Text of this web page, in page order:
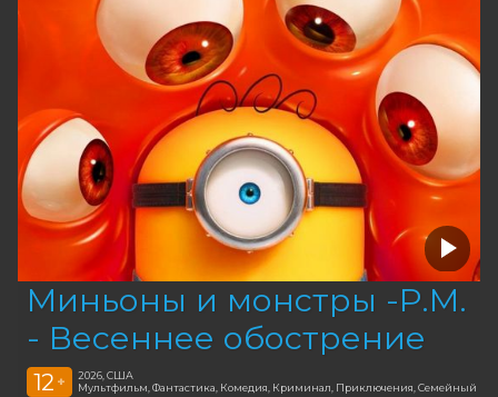
Миньоны и монстры -Р.М.
- Весеннее обострение
12 +
2026, США
Мультфильм, Фантастика, Комедия, Криминал, Приключения, Семейный